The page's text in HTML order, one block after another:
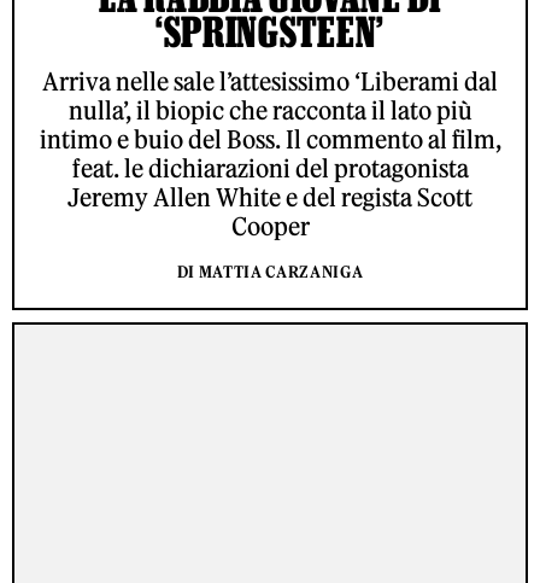
‘SPRINGSTEEN’
Arriva nelle sale l’attesissimo ‘Liberami dal
nulla’, il biopic che racconta il lato più
intimo e buio del Boss. Il commento al film,
feat. le dichiarazioni del protagonista
Jeremy Allen White e del regista Scott
Cooper
DI MATTIA CARZANIGA